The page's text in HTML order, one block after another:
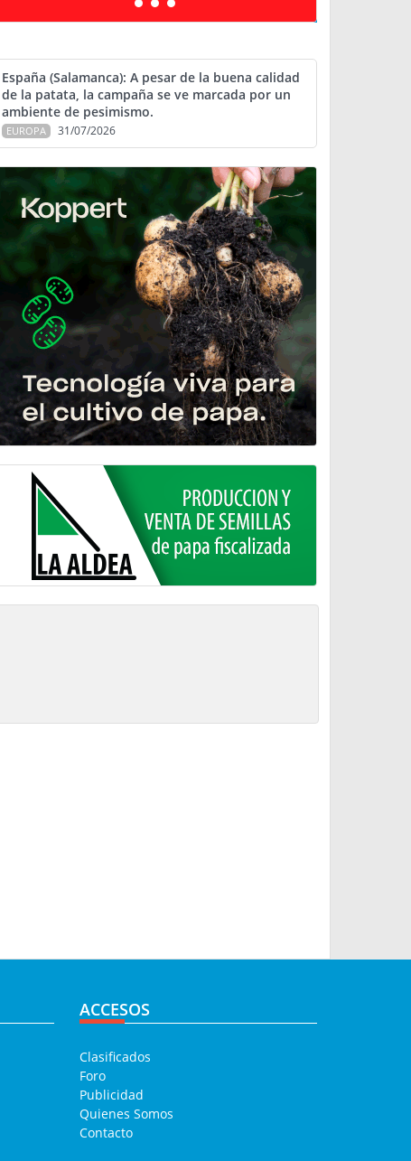
España (Salamanca): A pesar de la buena calidad
de la patata, la campaña se ve marcada por un
ambiente de pesimismo.
EUROPA 31/07/2026
ACCESOS
Clasificados
Foro
Publicidad
Quienes Somos
Contacto